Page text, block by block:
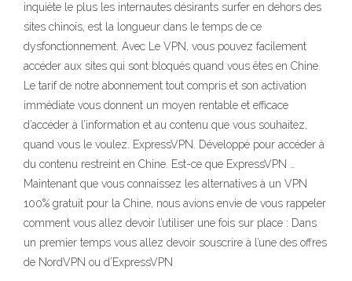
inquiète le plus les internautes désirants surfer en dehors des
sites chinois, est la longueur dans le temps de ce
dysfonctionnement. Avec Le VPN, vous pouvez facilement
accéder aux sites qui sont bloqués quand vous êtes en Chine.
Le tarif de notre abonnement tout compris et son activation
immédiate vous donnent un moyen rentable et efficace
d’accéder à l’information et au contenu que vous souhaitez,
quand vous le voulez. ExpressVPN. Développé pour accéder à
du contenu restreint en Chine. Est-ce que ExpressVPN …
Maintenant que vous connaissez les alternatives à un VPN
100% gratuit pour la Chine, nous avions envie de vous rappeler
comment vous allez devoir l’utiliser une fois sur place : Dans
un premier temps vous allez devoir souscrire à l’une des offres
de NordVPN ou d’ExpressVPN